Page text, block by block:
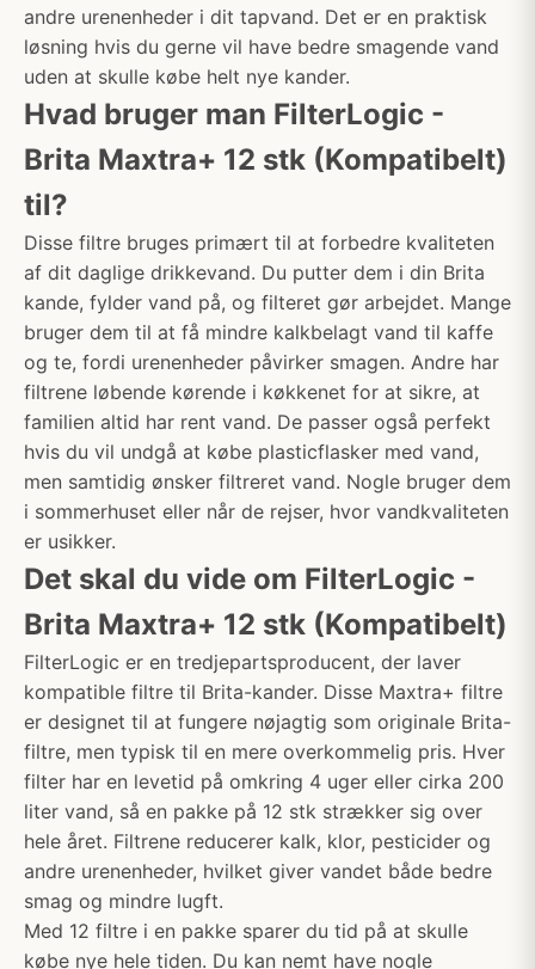
andre urenenheder i dit tapvand. Det er en praktisk
løsning hvis du gerne vil have bedre smagende vand
uden at skulle købe helt nye kander.
Hvad bruger man FilterLogic -
Brita Maxtra+ 12 stk (Kompatibelt)
til?
Disse filtre bruges primært til at forbedre kvaliteten
af dit daglige drikkevand. Du putter dem i din Brita
kande, fylder vand på, og filteret gør arbejdet. Mange
bruger dem til at få mindre kalkbelagt vand til kaffe
og te, fordi urenenheder påvirker smagen. Andre har
filtrene løbende kørende i køkkenet for at sikre, at
familien altid har rent vand. De passer også perfekt
hvis du vil undgå at købe plasticflasker med vand,
men samtidig ønsker filtreret vand. Nogle bruger dem
i sommerhuset eller når de rejser, hvor vandkvaliteten
er usikker.
Det skal du vide om FilterLogic -
Brita Maxtra+ 12 stk (Kompatibelt)
FilterLogic er en tredjepartsproducent, der laver
kompatible filtre til Brita-kander. Disse Maxtra+ filtre
er designet til at fungere nøjagtig som originale Brita-
filtre, men typisk til en mere overkommelig pris. Hver
filter har en levetid på omkring 4 uger eller cirka 200
liter vand, så en pakke på 12 stk strækker sig over
hele året. Filtrene reducerer kalk, klor, pesticider og
andre urenenheder, hvilket giver vandet både bedre
smag og mindre lugft.
Med 12 filtre i en pakke sparer du tid på at skulle
købe nye hele tiden. Du kan nemt have nogle